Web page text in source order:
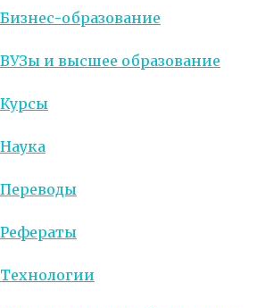
Бизнес-образование
ВУЗы и высшее образование
Курсы
Наука
Переводы
Рефераты
Технологии